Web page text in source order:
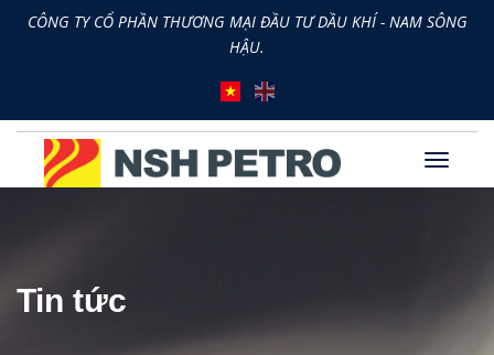
CÔNG TY CỔ PHẦN THƯƠNG MẠI ĐẦU TƯ DẦU KHÍ - NAM SÔNG
HẬU.
Tin tức